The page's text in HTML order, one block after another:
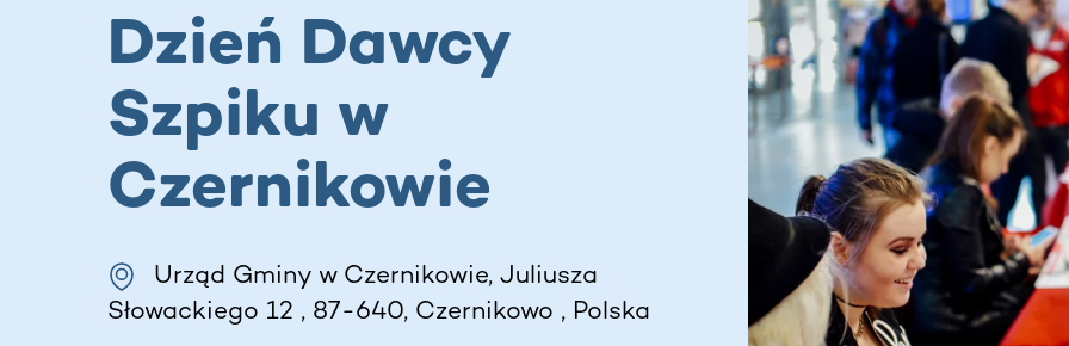
Dzień Dawcy
Szpiku w
Czernikowie
Urząd Gminy w Czernikowie, Juliusza
Słowackiego 12 , 87-640, Czernikowo , Polska